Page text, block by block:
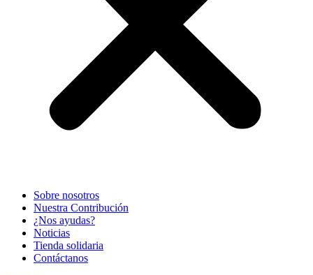
Sobre nosotros
Nuestra Contribución
¿Nos ayudas?
Noticias
Tienda solidaria
Contáctanos